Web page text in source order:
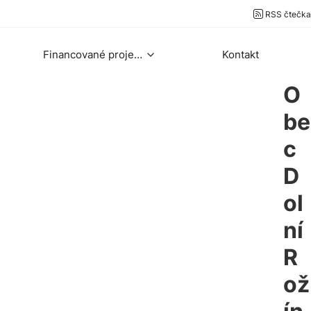
RSS čtečka
Financované projekty Kontakt
O
be
c
D
ol
ní
R
ož